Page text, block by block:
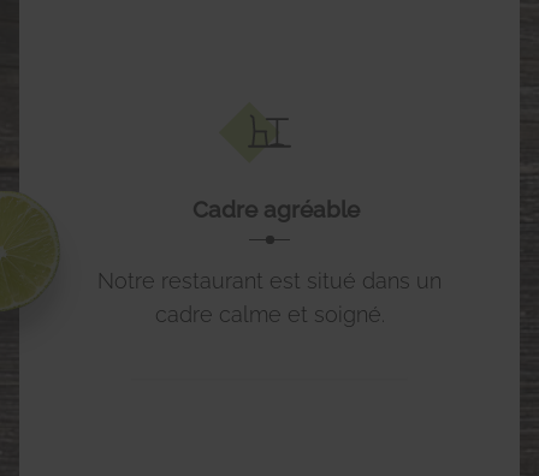
Cadre agréable
Notre restaurant est situé dans un
cadre calme et soigné.